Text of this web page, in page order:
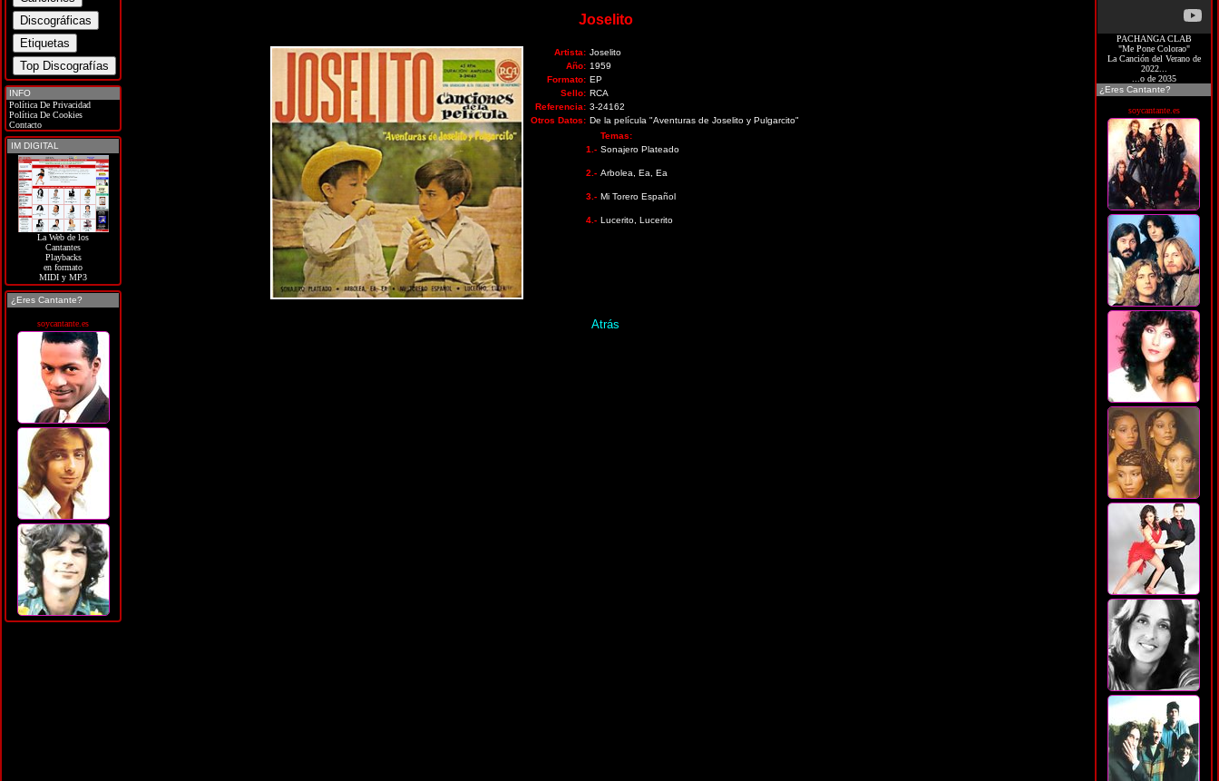
INFO
Política De Privacidad
Política De Cookies
Contacto
IM DIGITAL
La Web de los
Cantantes
Playbacks
en formato
MIDI y MP3
¿Eres Cantante?
soycantante.es
Joselito
Artista: Joselito
Año: 1959
Formato: EP
Sello: RCA
Referencia: 3-24162
Otros Datos: De la película "Aventuras de Joselito y Pulgarcito"
Temas:
1.- Sonajero Plateado
2.- Arbolea, Ea, Ea
3.- Mi Torero Español
4.- Lucerito, Lucerito
Atrás
PACHANGA CLAB
"Me Pone Colorao"
La Canción del Verano de
2022...
...o de 2035
¿Eres Cantante?
soycantante.es